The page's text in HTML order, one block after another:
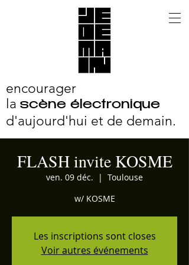
encourager
la scène électronique
d'aujourd'hui et de demain.
FLASH invite KOSME
ven. 09 déc.
  |
Toulouse
w/ KOSME
Les inscriptions sont closes
Voir autres événements